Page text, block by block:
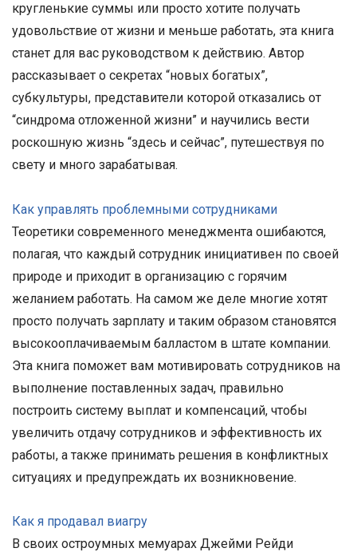
кругленькие суммы или просто хотите получать
удовольствие от жизни и меньше работать, эта книга
станет для вас руководством к действию. Автор
рассказывает о секретах “новых богатых”,
субкультуры, представители которой отказались от
“синдрома отложенной жизни” и научились вести
роскошную жизнь “здесь и сейчас”, путешествуя по
свету и много зарабатывая.
Как управлять проблемными сотрудниками
Теоретики современного менеджмента ошибаются,
полагая, что каждый сотрудник инициативен по своей
природе и приходит в организацию с горячим
желанием работать. На самом же деле многие хотят
просто получать зарплату и таким образом становятся
высокооплачиваемым балластом в штате компании.
Эта книга поможет вам мотивировать сотрудников на
выполнение поставленных задач, правильно
построить систему выплат и компенсаций, чтобы
увеличить отдачу сотрудников и эффективность их
работы, а также принимать решения в конфликтных
ситуациях и предупреждать их возникновение.
Как я продавал виагру
В своих остроумных мемуарах Джейми Рейди